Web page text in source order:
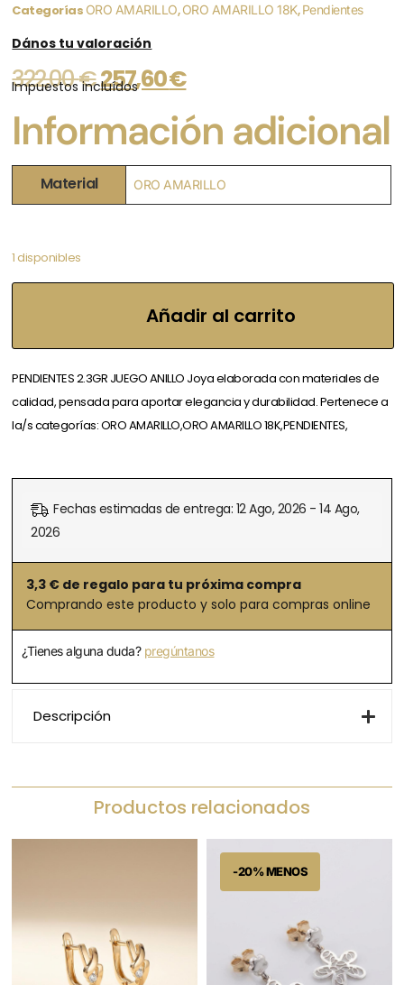
Categorías ORO AMARILLO,ORO AMARILLO 18K,Pendientes
Dános tu valoración
322,00€257,60€
Impuestos incluídos
Información adicional
Material ORO AMARILLO
1 disponibles
Añadir al carrito
PENDIENTES 2.3GR JUEGO ANILLO Joya elaborada con materiales de
calidad, pensada para aportar elegancia y durabilidad. Pertenece a
la/s categorías: ORO AMARILLO,ORO AMARILLO 18K,PENDIENTES,
Fechas estimadas de entrega: 12 Ago, 2026 - 14 Ago,
2026
3,3 € de regalo para tu próxima compra
Comprando este producto y solo para compras online
¿Tienes alguna duda? pregúntanos
Descripción
Productos relacionados